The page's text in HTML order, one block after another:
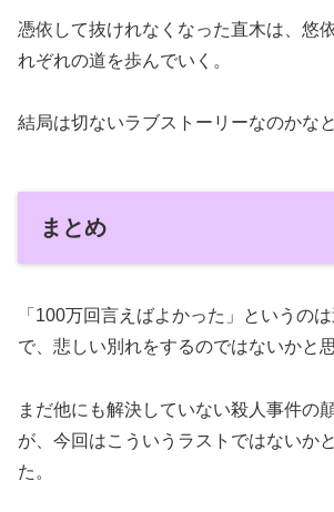
憑依して抜けれなくなった直木は、悠
れぞれの道を歩んでいく。
結局は切ないラブストーリーなのかな
まとめ
「100万回言えばよかった」というの
で、悲しい別れをするのではないかと
まだ他にも解決していない殺人事件の
が、今回はこういうラストではないか
た。